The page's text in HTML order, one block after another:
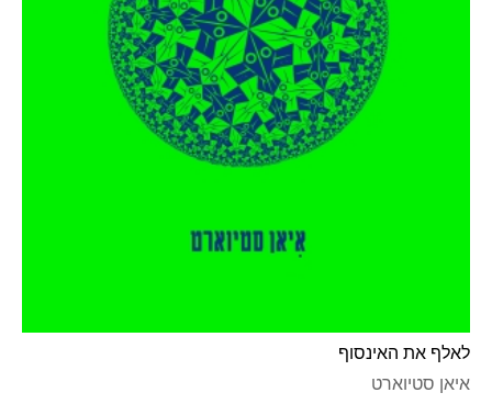
לאלף את האינסוף
איאן סטיוארט